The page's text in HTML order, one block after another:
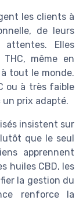
les clients à
de leurs
Elles
même en
tout le monde.
ou à très faible
prix adapté.
insistent sur
que le seul
apprennent
huiles CBD, les
la gestion du
renforce la